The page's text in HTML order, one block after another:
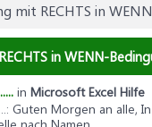
mit RECHTS in
in WENN-
in Microsoft Excel Hilfe
: Guten Morgen an alle,